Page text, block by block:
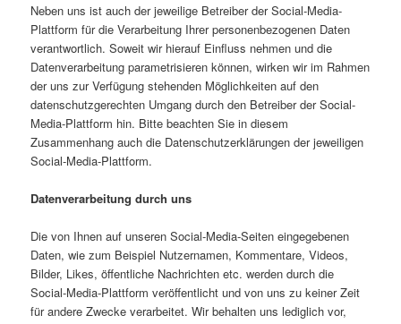
Neben uns ist auch der jeweilige Betreiber der Social-Media-
Plattform für die Verarbeitung Ihrer personenbezogenen Daten
verantwortlich. Soweit wir hierauf Einfluss nehmen und die
Datenverarbeitung parametrisieren können, wirken wir im Rahmen
der uns zur Verfügung stehenden Möglichkeiten auf den
datenschutzgerechten Umgang durch den Betreiber der Social-
Media-Plattform hin. Bitte beachten Sie in diesem
Zusammenhang auch die Daten­schutzerklärungen der jeweiligen
Social-Media-Plattform.
Datenverarbeitung durch uns
Die von Ihnen auf unseren Social-Media-Seiten eingegebenen
Daten, wie zum Beispiel Nutzernamen, Kommentare, Videos,
Bilder, Likes, öffentliche Nachrichten etc. werden durch die
Social-Media-Plattform veröffentlicht und von uns zu keiner Zeit
für andere Zwecke verarbeitet. Wir behalten uns lediglich vor,